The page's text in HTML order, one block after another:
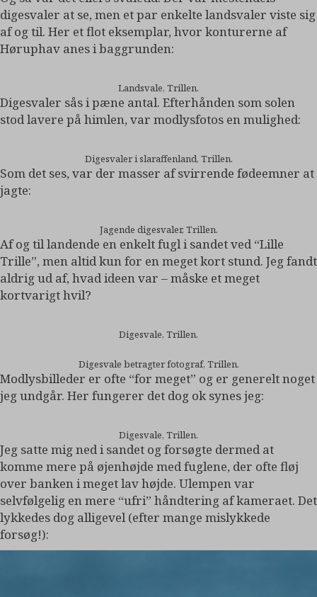
digesvaler at se, men et par enkelte landsvaler viste sig
af og til. Her et flot eksemplar, hvor konturerne af
Høruphav anes i baggrunden:
Landsvale, Trillen.
Digesvaler sås i pæne antal. Efterhånden som solen
stod lavere på himlen, var modlysfotos en mulighed:
Digesvaler i slaraffenland, Trillen.
Som det ses, var der masser af svirrende fødeemner at
jagte:
Jagende digesvaler, Trillen.
Af og til landende en enkelt fugl i sandet ved “Lille
Trille”, men altid kun for en meget kort stund. Jeg fandt
aldrig ud af, hvad ideen var – måske et meget
kortvarigt hvil?
Digesvale, Trillen.
Digesvale betragter fotograf, Trillen.
Modlysbilleder er ofte “for meget” og er generelt noget
jeg undgår. Her fungerer det dog ok synes jeg:
Digesvale, Trillen.
Jeg satte mig ned i sandet og forsøgte dermed at
komme mere på øjenhøjde med fuglene, der ofte fløj
over banken i meget lav højde. Ulempen var
selvfølgelig en mere “ufri” håndtering af kameraet. Det
lykkedes dog alligevel (efter mange mislykkede
forsøg!):